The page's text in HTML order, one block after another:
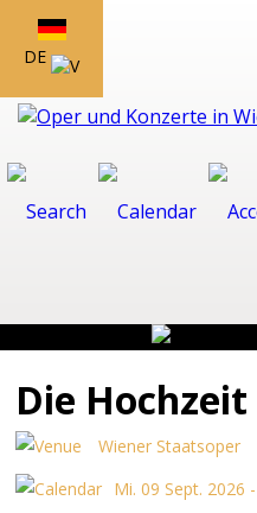
DE
Die
Wiener Staatsoper
Mi. 09 Sept. 2026